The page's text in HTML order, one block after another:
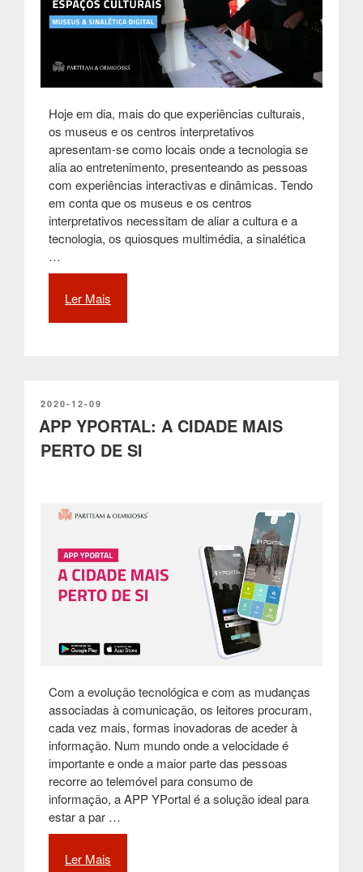
Hoje em dia, mais do que experiências culturais,
os museus e os centros interpretativos
apresentam-se como locais onde a tecnologia se
alia ao entretenimento, presenteando as pessoas
com experiências interactivas e dinâmicas. Tendo
em conta que os museus e os centros
interpretativos necessitam de aliar a cultura e a
tecnologia, os quiosques multimédia, a sinalética
…
Ler Mais
PUBLICADO
EM
2020-12-09
APP YPORTAL: A CIDADE MAIS
PERTO DE SI
Com a evolução tecnológica e com as mudanças
associadas à comunicação, os leitores procuram,
cada vez mais, formas inovadoras de aceder à
informação. Num mundo onde a velocidade é
importante e onde a maior parte das pessoas
recorre ao telemóvel para consumo de
informação, a APP YPortal é a solução ideal para
estar a par …
Ler Mais